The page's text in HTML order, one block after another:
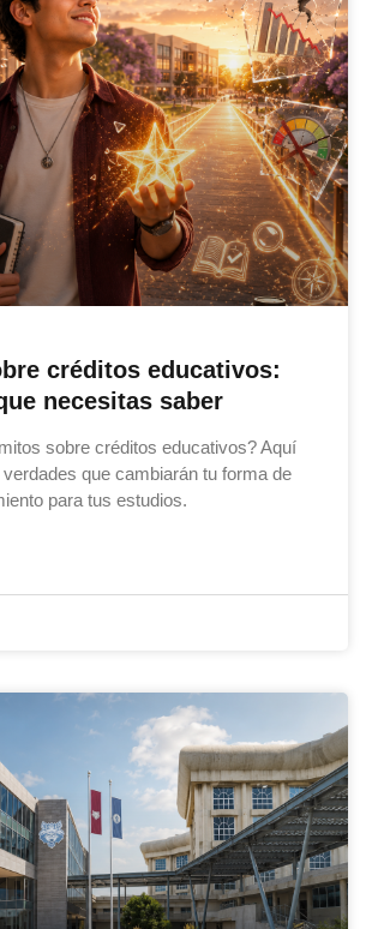
créditos educativos:
necesitas saber
sobre créditos educativos? Aquí
que cambiarán tu forma de
para tus estudios.